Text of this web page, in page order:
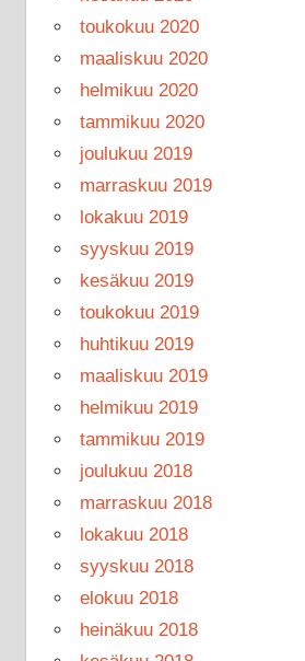
toukokuu 2020
maaliskuu 2020
helmikuu 2020
tammikuu 2020
joulukuu 2019
marraskuu 2019
lokakuu 2019
syyskuu 2019
kesäkuu 2019
toukokuu 2019
huhtikuu 2019
maaliskuu 2019
helmikuu 2019
tammikuu 2019
joulukuu 2018
marraskuu 2018
lokakuu 2018
syyskuu 2018
elokuu 2018
heinäkuu 2018